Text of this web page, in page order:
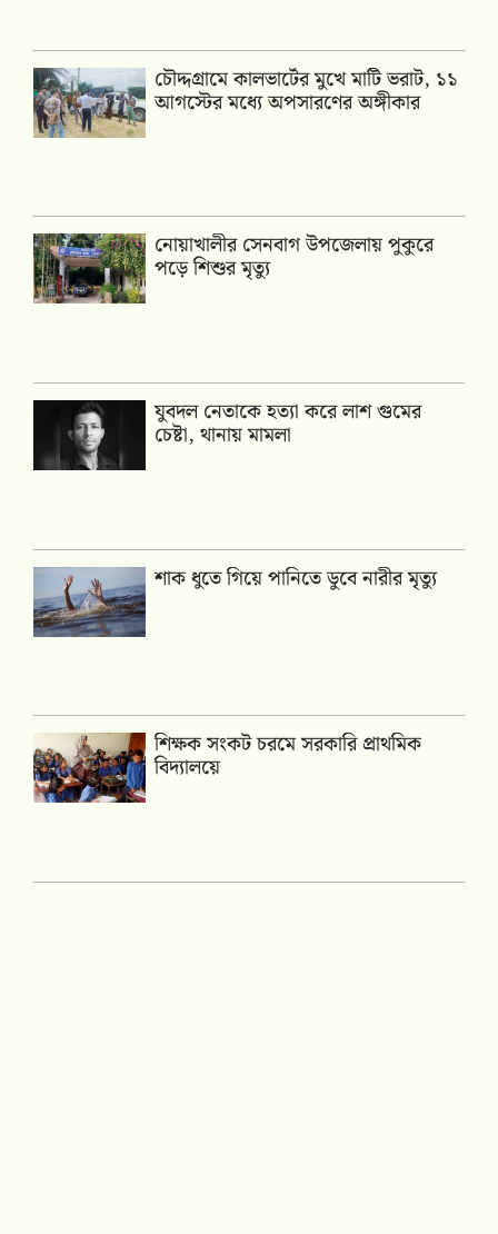
চৌদ্দগ্রামে কালভার্টের মুখে মাটি ভরাট, ১১
আগস্টের মধ্যে অপসারণের অঙ্গীকার
নোয়াখালীর সেনবাগ উপজেলায় পুকুরে
পড়ে শিশুর মৃত্যু
যুবদল নেতাকে হত্যা করে লাশ গুমের
চেষ্টা, থানায় মামলা
শাক ধুতে গিয়ে পানিতে ডুবে নারীর মৃত্যু
শিক্ষক সংকট চরমে সরকারি প্রাথমিক
বিদ্যালয়ে